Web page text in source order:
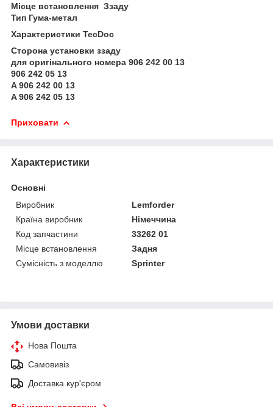
Місце встановлення Ззаду
Тип Гума-метал
Характеристики TecDoc
Сторона установки ззаду
для оригінального номера 906 242 00 13
906 242 05 13
A 906 242 00 13
A 906 242 05 13
Приховати
Характеристики
Основні
Виробник
Lemforder
Країна виробник
Німеччина
Код запчастини
33262 01
Місце встановлення
Задня
Сумісність з моделлю
Sprinter
Умови доставки
Нова Пошта
Самовивіз
Доставка кур'єром